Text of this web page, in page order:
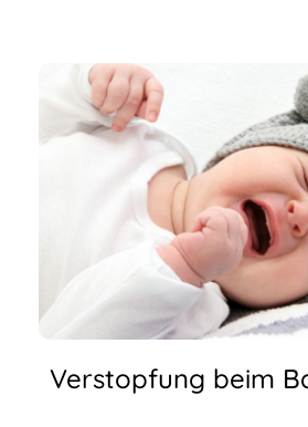
Verstopfung beim